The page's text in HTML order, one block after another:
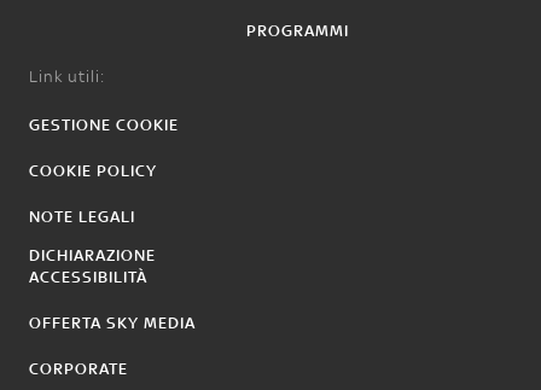
PROGRAMMI
Link utili:
GESTIONE COOKIE
COOKIE POLICY
NOTE LEGALI
DICHIARAZIONE
ACCESSIBILITÀ
OFFERTA SKY MEDIA
CORPORATE